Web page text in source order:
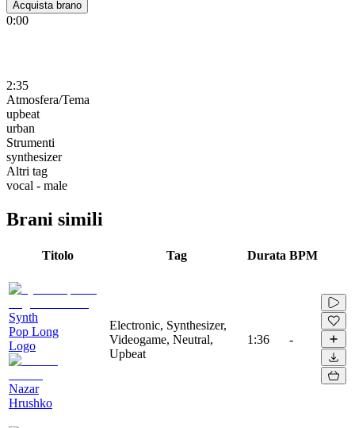
Acquista brano
0:00
2:35
Atmosfera/Tema
upbeat
urban
Strumenti
synthesizer
Altri tag
vocal - male
Brani simili
Titolo Tag Durata BPM
Synth
Pop Long
Logo
Nazar
Hrushko
Electronic, Synthesizer,
Videogame, Neutral,
Upbeat
1:36 -